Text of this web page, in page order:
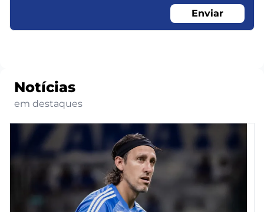
Enviar
Notícias
em destaques